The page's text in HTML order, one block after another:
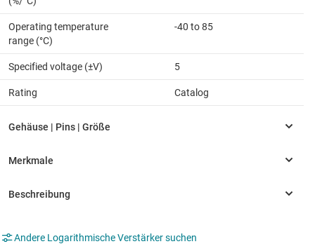
Operating temperature
range (°C)
-40 to 85
Specified voltage (±V) 5
Rating Catalog
Andere Logarithmische Verstärker suchen